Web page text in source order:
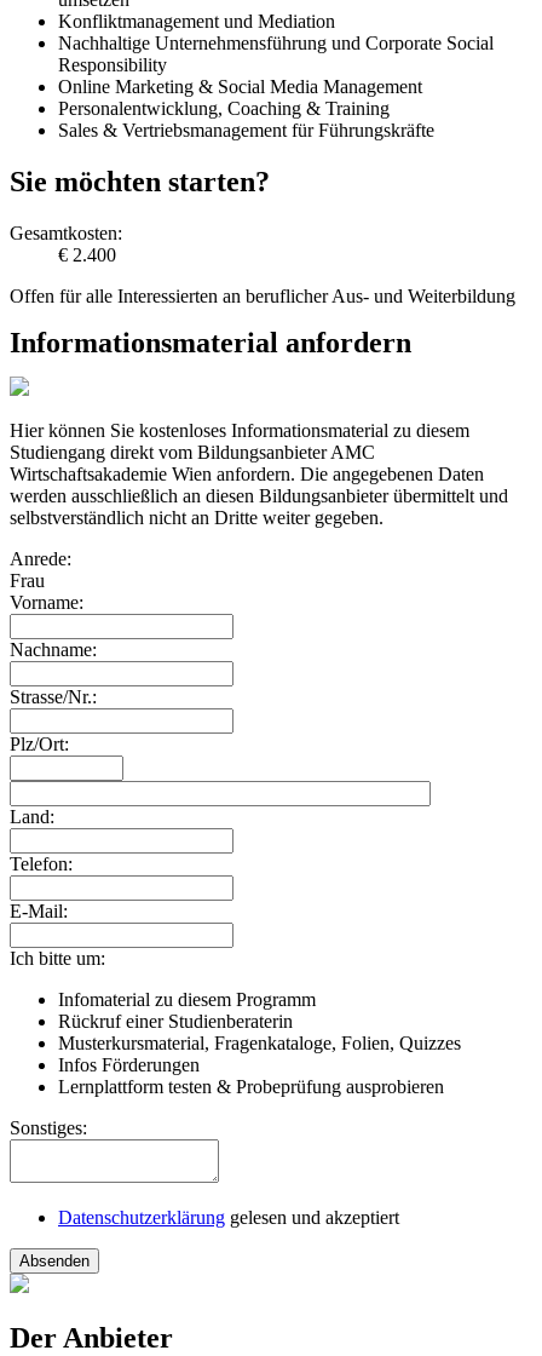
Konfliktmanagement und Mediation
Nachhaltige Unternehmensführung und Corporate Social
Responsibility
Online Marketing & Social Media Management
Personalentwicklung, Coaching & Training
Sales & Vertriebsmanagement für Führungskräfte
Sie möchten starten?
Gesamtkosten:
€ 2.400
Offen für alle Interessierten an beruflicher Aus- und Weiterbildung
Informationsmaterial anfordern
Hier können Sie kostenloses Informationsmaterial zu diesem
Studiengang direkt vom Bildungsanbieter AMC
Wirtschaftsakademie Wien anfordern. Die angegebenen Daten
werden ausschließlich an diesen Bildungsanbieter übermittelt und
selbstverständlich nicht an Dritte weiter gegeben.
Anrede:
Frau
Vorname:
Nachname:
Strasse/Nr.:
Plz/Ort:
Land:
Telefon:
E-Mail:
Ich bitte um:
Infomaterial zu diesem Programm
Rückruf einer Studienberaterin
Musterkursmaterial, Fragenkataloge, Folien, Quizzes
Infos Förderungen
Lernplattform testen & Probeprüfung ausprobieren
Sonstiges:
Datenschutzerklärung gelesen und akzeptiert
Absenden
Der Anbieter